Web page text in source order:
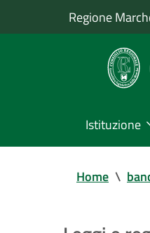
Regione
Istituzione
Home \